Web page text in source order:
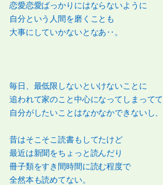
恋愛恋愛ばっかりにはならないように
自分という人間を磨くことも
大事にしていかないとなあ‥。
毎日、最低限しないといけないことに
追われて家のこと中心になってしまってて
自分がしたいことはなかなかできないし、
昔はそこそこ読書もしてたけど
最近は新聞をちょっと読んだり
冊子類をすき間時間に読む程度で
全然本も読めてない。